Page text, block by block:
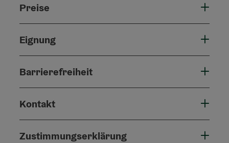
Preise
Eignung
Barrierefreiheit
Kontakt
Zustimmungserklärung